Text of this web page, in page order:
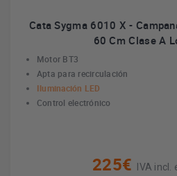
Cata Sygma 6010 X -
60 Cm Clase A
Motor BT3
Apta para recirculación
Iluminación LED
Control electrónico
225€ IVA incl.